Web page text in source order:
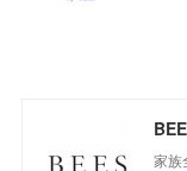
家族